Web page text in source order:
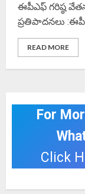
ఈపీఎఫ్‌ గరిష్ఠ
ప్రతిపాదనలు
READ MORE
For
Click